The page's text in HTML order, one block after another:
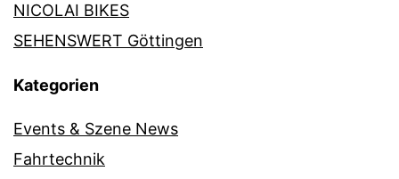
NICOLAI BIKES
SEHENSWERT Göttingen
Kategorien
Events & Szene News
Fahrtechnik